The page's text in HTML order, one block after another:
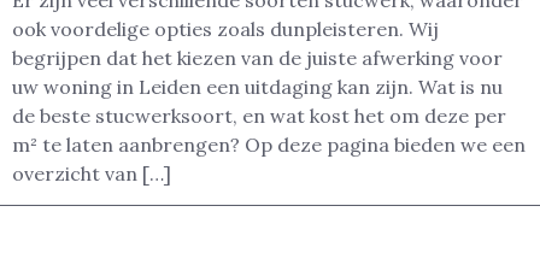
ook voordelige opties zoals dunpleisteren. Wij
begrijpen dat het kiezen van de juiste afwerking voor
uw woning in Leiden een uitdaging kan zijn. Wat is nu
de beste stucwerksoort, en wat kost het om deze per
m² te laten aanbrengen? Op deze pagina bieden we een
overzicht van […]